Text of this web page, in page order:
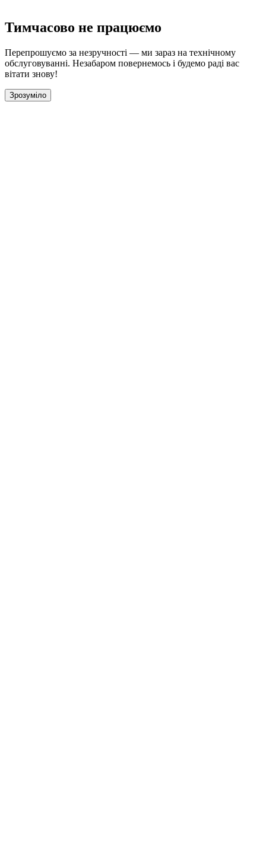
Тимчасово не працюємо
Перепрошуємо за незручності — ми зараз на технічному
обслуговуванні. Незабаром повернемось і будемо раді вас
вітати знову!
Зрозуміло